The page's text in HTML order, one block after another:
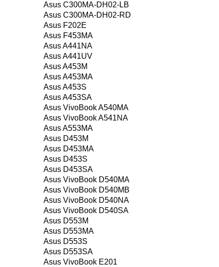
Asus C300MA-DH02-LB
Asus C300MA-DH02-RD
Asus F202E
Asus F453MA
Asus A441NA
Asus A441UV
Asus A453M
Asus A453MA
Asus A453S
Asus A453SA
Asus VivoBook A540MA
Asus VivoBook A541NA
Asus A553MA
Asus D453M
Asus D453MA
Asus D453S
Asus D453SA
Asus VivoBook D540MA
Asus VivoBook D540MB
Asus VivoBook D540NA
Asus VivoBook D540SA
Asus D553M
Asus D553MA
Asus D553S
Asus D553SA
Asus VivoBook E201